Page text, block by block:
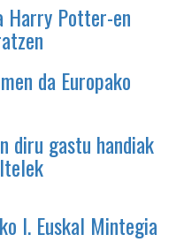
Harry Potter-en
da Europako
diru gastu handiak
I. Euskal Mintegia